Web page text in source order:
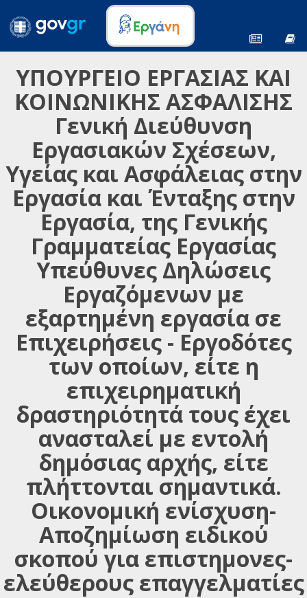
ΥΠΟΥΡΓΕΙΟ ΕΡΓΑΣΙΑΣ ΚΑΙ
ΚΟΙΝΩΝΙΚΗΣ ΑΣΦΑΛΙΣΗΣ
Γενική Διεύθυνση
Εργασιακών Σχέσεων,
Υγείας και Ασφάλειας στην
Εργασία και Ένταξης στην
Εργασία, της Γενικής
Γραμματείας Εργασίας
Υπεύθυνες Δηλώσεις
Εργαζόμενων με
εξαρτημένη εργασία σε
Επιχειρήσεις - Εργοδότες
των οποίων, είτε η
επιχειρηματική
δραστηριότητά τους έχει
ανασταλεί με εντολή
δημόσιας αρχής, είτε
πλήττονται σημαντικά.
Οικονομική ενίσχυση-
Αποζημίωση ειδικού
σκοπού για επιστημονες-
ελεύθερους επαγγελματίες